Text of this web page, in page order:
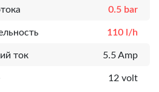
0.5 bar
110 l/h
ток 5.5 Amp
12 volt